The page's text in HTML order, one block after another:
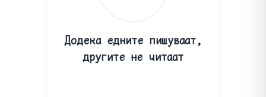
Додека едните пишуваат,
другите не читаат